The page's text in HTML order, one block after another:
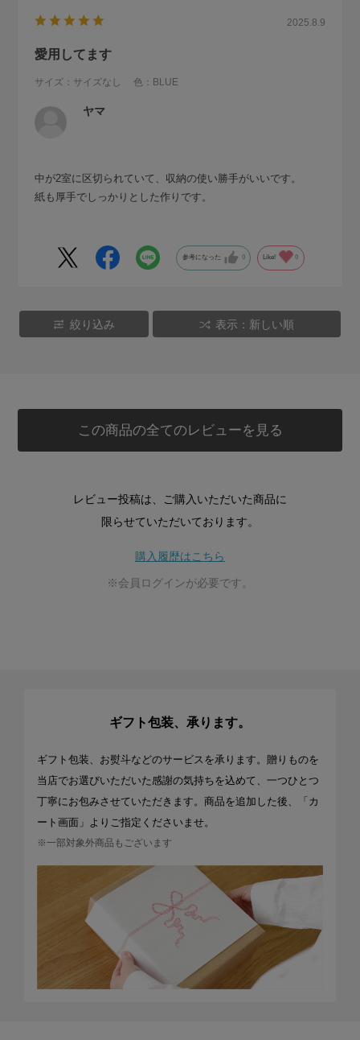
2025.8.9
愛用してます
サイズ：サイズなし 色：BLUE
ヤマ
中が2室に区切られていて、収納の使い勝手がいいです。
紙も厚手でしっかりとした作りです。
参考になった 0 Like! 0
絞り込み 表示：新しい順
この商品の全てのレビューを見る
レビュー投稿は、ご購入いただいた商品に
限らせていただいております。
購入履歴はこちら
※会員ログインが必要です。
ギフト包装、承ります。
ギフト包装、お熨斗などのサービスを承ります。贈りものを
当店でお選びいただいた感謝の気持ちを込めて、一つひとつ
丁寧にお包みさせていただきます。商品を追加した後、「カ
ート画面」よりご指定くださいませ。
※一部対象外商品もございます